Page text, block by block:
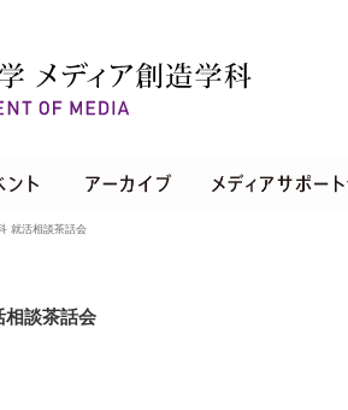
就活相談茶話会
相談茶話会